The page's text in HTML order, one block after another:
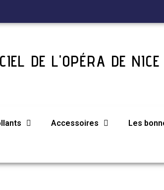
DE L'OPÉRA DE NICE
Accessoires Les